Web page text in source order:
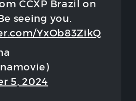
CCXP Brazil on
seeing you.
YxOb83ZikQ
5, 2024